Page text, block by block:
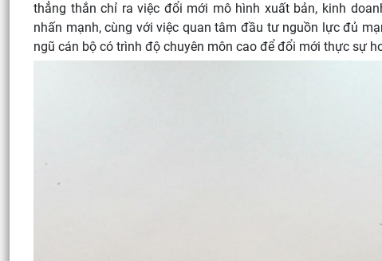
thẳng thắn chỉ ra việc đổi mới mô hình xuất bản, kinh
nhấn mạnh, cùng với việc quan tâm đầu tư nguồn lực đủ
ngũ cán bộ có trình độ chuyên môn cao để đổi mới thực sự